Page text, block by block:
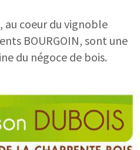
au coeur du vignoble
BOURGOIN, sont une
du négoce de bois.